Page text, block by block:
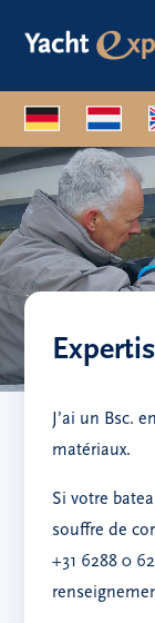
J’ai un Bsc.
matériaux.
Si votre
souffre de
+31 6288 0